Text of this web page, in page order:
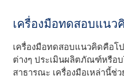
เครื่องมือทดสอบแนว
เครื่องมือทดสอบแนวคิดคือ
ต่างๆ ประเมินผลิตภัณฑ์หรือ
สาธารณะ เครื่องมือเหล่านี้ช่